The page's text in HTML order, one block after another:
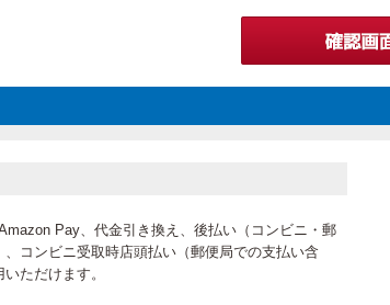
Pay、代金引き換え、後払い（コンビニ・郵
コンビニ受取時店頭払い（郵便局での支払い含
ただけます。